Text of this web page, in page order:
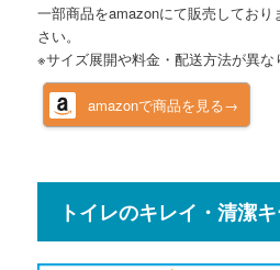
一部商品をamazonにて販売しており
さい。
※サイズ展開や料金・配送方法が異な
amazonで商品を見る→
トイレのキレイ・清潔